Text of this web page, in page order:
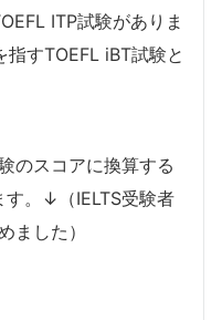
ITP試験がありま
すTOEFL iBT試験と
のスコアに換算する
す。↓（IELTS受験者
ました）